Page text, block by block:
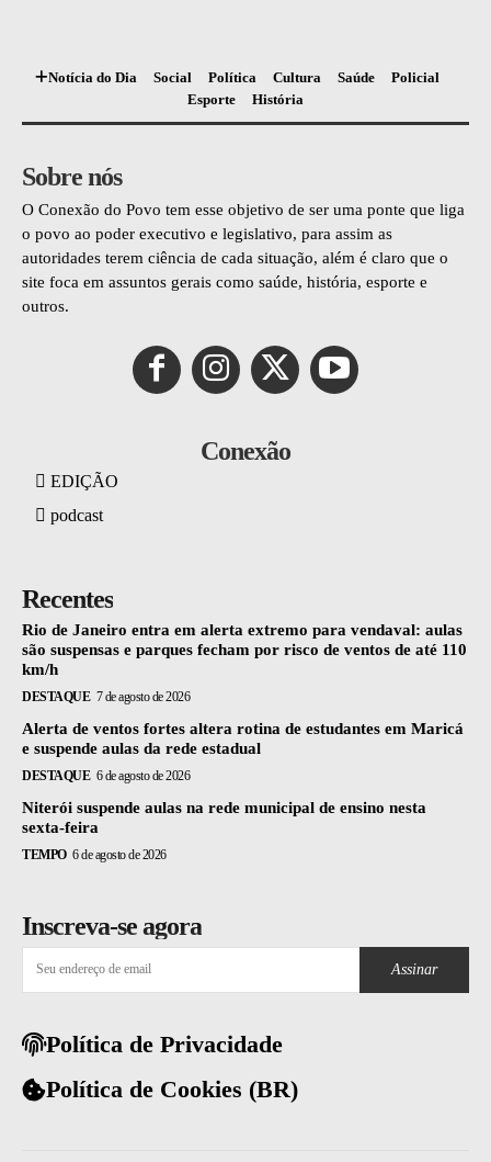
Notícia do Dia Social Política Cultura Saúde
Policial
Esporte
História
Sobre nós
O Conexão do Povo tem esse objetivo de ser uma ponte que liga
o povo ao poder executivo e legislativo, para assim as
autoridades terem ciência de cada situação, além é claro que o
site foca em assuntos gerais como saúde, história, esporte e
outros.
Conexão
EDIÇÃO
podcast
Recentes
Rio de Janeiro entra em alerta extremo para vendaval: aulas
são suspensas e parques fecham por risco de ventos de até 110
km/h
DESTAQUE 7 de agosto de 2026
Alerta de ventos fortes altera rotina de estudantes em Maricá
e suspende aulas da rede estadual
DESTAQUE 6 de agosto de 2026
Niterói suspende aulas na rede municipal de ensino nesta
sexta-feira
TEMPO 6 de agosto de 2026
Inscreva-se agora
Assinar
Política de Privacidade
Política de Cookies (BR)